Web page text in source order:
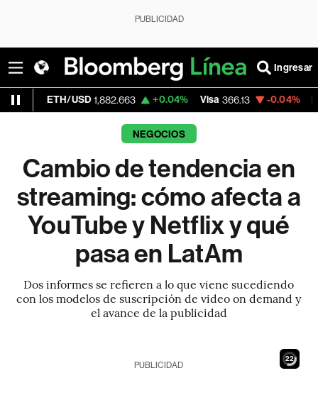
PUBLICIDAD
Ingresar
1,882.663 +0.04% Visa 366.13 -0.04% MercadoLibre
NEGOCIOS
Cambio de tendencia en
streaming: cómo afecta a
YouTube y Netflix y qué
pasa en LatAm
Dos informes se refieren a lo que viene sucediendo
con los modelos de suscripción de video on demand y
el avance de la publicidad
20
PUBLICIDAD